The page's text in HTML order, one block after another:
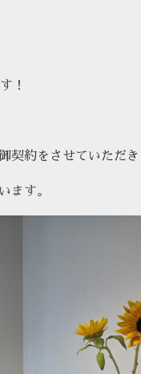
！
契約をさせていただ
ます。